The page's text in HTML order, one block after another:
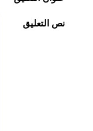
نص التعليق